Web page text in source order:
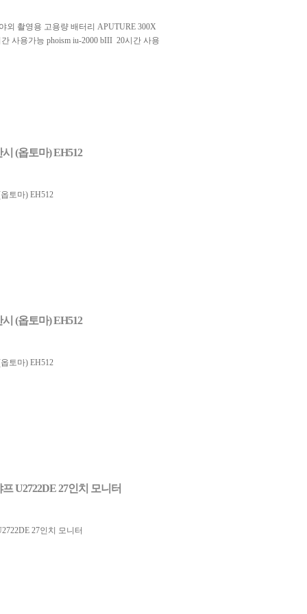
외 촬영용 고용량 배터리 APUTURE 300X
사용가능 phoism iu-2000 bIII 20시간 사용
(옵토마) EH512
토마) EH512
(옵토마) EH512
토마) EH512
U2722DE 27인치 모니터
27인치 모니터